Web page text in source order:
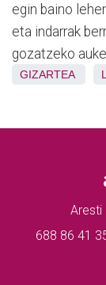
egin baino
eta indarrak
gozatzeko
GIZARTEA
Aresti
688 86 41